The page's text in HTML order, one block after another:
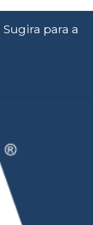
Sugira para a